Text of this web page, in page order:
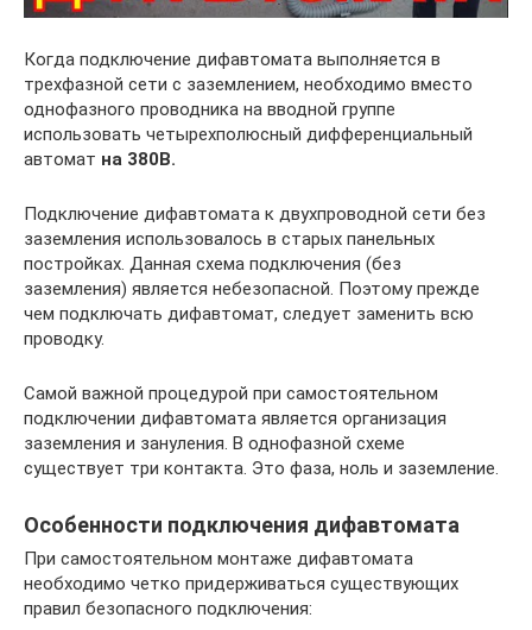
Когда подключение дифавтомата выполняется в
трехфазной сети с заземлением, необходимо вместо
однофазного проводника на вводной группе
использовать четырехполюсный дифференциальный
автомат на 380В.
Подключение дифавтомата к двухпроводной сети без
заземления использовалось в старых панельных
постройках. Данная схема подключения (без
заземления) является небезопасной. Поэтому прежде
чем подключать дифавтомат, следует заменить всю
проводку.
Самой важной процедурой при самостоятельном
подключении дифавтомата является организация
заземления и зануления. В однофазной схеме
существует три контакта. Это фаза, ноль и заземление.
Особенности подключения дифавтомата
При самостоятельном монтаже дифавтомата
необходимо четко придерживаться существующих
правил безопасного подключения: